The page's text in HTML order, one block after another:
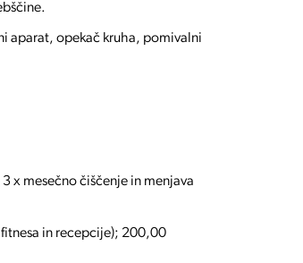
aparat, opekač kruha, pomivalni
x mesečno čiščenje in menjava
in recepcije); 200,00